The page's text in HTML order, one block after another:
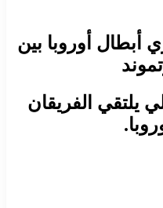
أبطال أوروبا بين
يلتقي الفريقان